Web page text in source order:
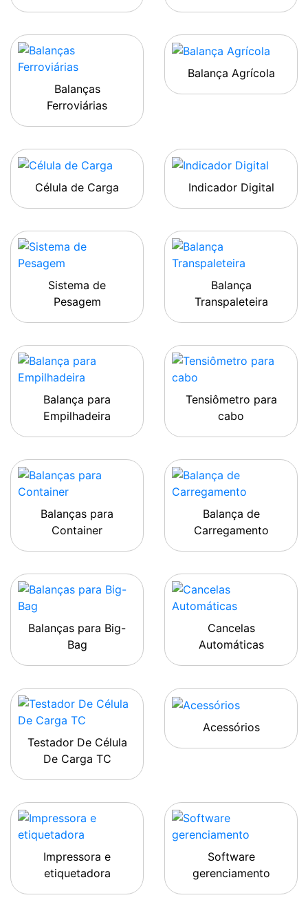
Balanças
Ferroviárias
Balança Agrícola
Célula de Carga Indicador Digital
Sistema de
Pesagem
Balança
Transpaleteira
Balança para
Empilhadeira
Tensiômetro para
cabo
Balanças para
Container
Balança de
Carregamento
Balanças para Big-
Bag
Cancelas
Automáticas
Testador De Célula
De Carga TC
Acessórios
Impressora e
etiquetadora
Software
gerenciamento